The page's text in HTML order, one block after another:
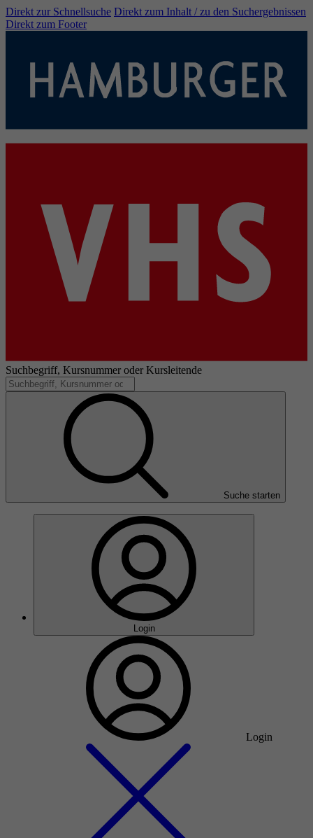
Direkt zur Schnellsuche Direkt zum Inhalt / zu den Suchergebnissen
Direkt zum Footer
Suchbegriff, Kursnummer oder Kursleitende
Suche starten
Login
Login